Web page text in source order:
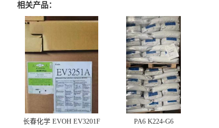
相关产品：
长春化学 EVOH EV3201F PA6 K224-G6